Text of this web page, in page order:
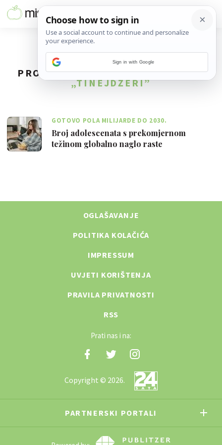
PRONAĐENO1REZULTATA ZA TAG
„TINEJDŽERI”
GOTOVO POLA MILIJARDE DO 2030.
Broj adolescenata s prekomjernom
težinom globalno naglo raste
OGLAŠAVANJE
POLITIKA KOLAČIĆA
IMPRESSUM
UVJETI KORIŠTENJA
PRAVILA PRIVATNOSTI
RSS
Prati nas i na:
Copyright © 2026.
PARTNERSKI PORTALI
Sign in with Google